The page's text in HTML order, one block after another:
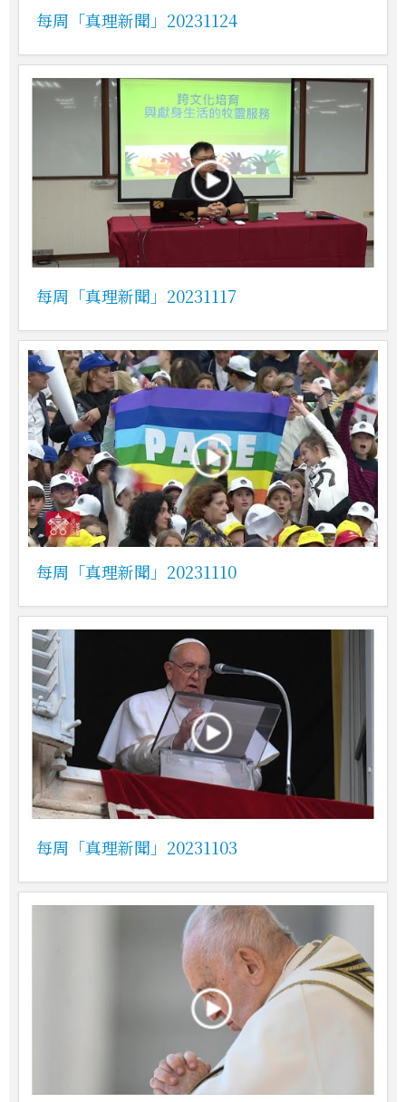
每周「真理新聞」20231124
每周「真理新聞」20231117
每周「真理新聞」20231110
每周「真理新聞」20231103